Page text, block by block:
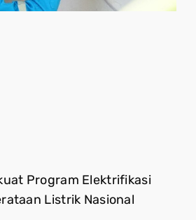
Program Elektrifikasi
Listrik Nasional